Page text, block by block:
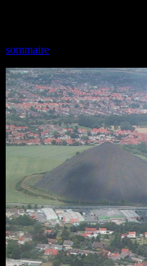
sommaire